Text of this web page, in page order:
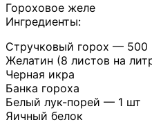
Гороховое желе
Ингредиенты:
Стручковый горох — 500
Желатин (8 листов на
Черная икра
Банка гороха
Белый лук-порей — 1 шт
Яичный белок